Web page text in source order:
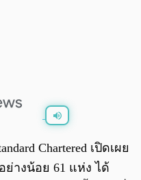
0:00
Chartered เปิดเผย
างน้อย 61 แห่ง ได้